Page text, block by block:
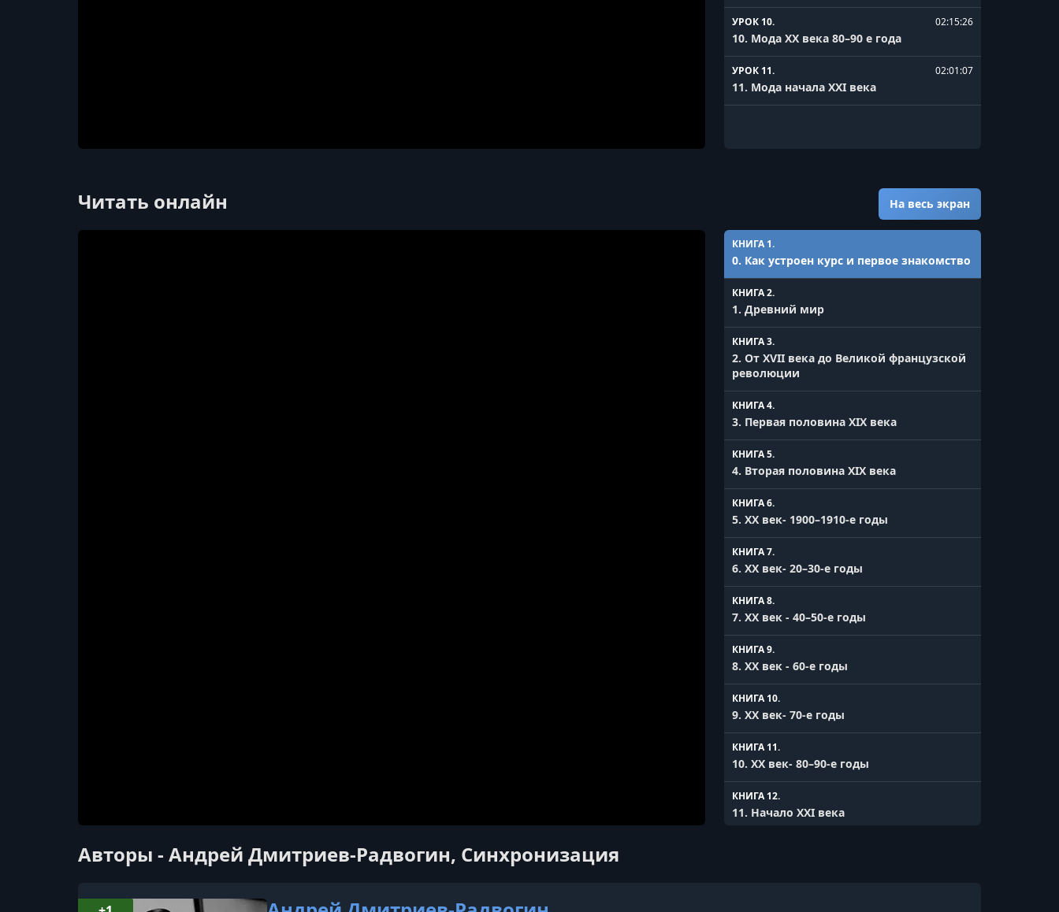
УРОК 10. 02:15:26
10. Мода XX века 80–90 е года
УРОК 11. 02:01:07
11. Мода начала XXI века
Читать онлайн На весь экран
КНИГА 1.
0. Как устроен курс и первое знакомство
КНИГА 2.
1. Древний мир
КНИГА 3.
2. От XVII века до Великой французской
революции
КНИГА 4.
3. Первая половина XIX века
КНИГА 5.
4. Вторая половина XIX века
КНИГА 6.
5. XX век- 1900–1910-е годы
КНИГА 7.
6. XX век- 20–30-е годы
КНИГА 8.
7. XX век - 40–50-е годы
КНИГА 9.
8. XX век - 60-е годы
КНИГА 10.
9. XX век- 70-е годы
КНИГА 11.
10. XX век- 80–90-е годы
КНИГА 12.
11. Начало XXI века
Авторы - Андрей Дмитриев-Радвогин, Синхронизация